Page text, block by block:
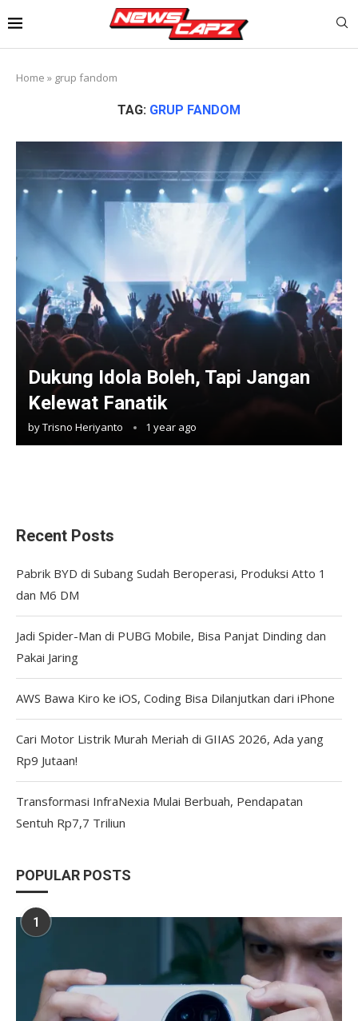
Home » grup fandom
TAG: GRUP FANDOM
Dukung Idola Boleh, Tapi Jangan
Kelewat Fanatik
byTrisno Heriyanto 1 year ago
Recent Posts
Pabrik BYD di Subang Sudah Beroperasi, Produksi Atto 1
dan M6 DM
Jadi Spider-Man di PUBG Mobile, Bisa Panjat Dinding dan
Pakai Jaring
AWS Bawa Kiro ke iOS, Coding Bisa Dilanjutkan dari iPhone
Cari Motor Listrik Murah Meriah di GIIAS 2026, Ada yang
Rp9 Jutaan!
Transformasi InfraNexia Mulai Berbuah, Pendapatan
Sentuh Rp7,7 Triliun
POPULAR POSTS
1